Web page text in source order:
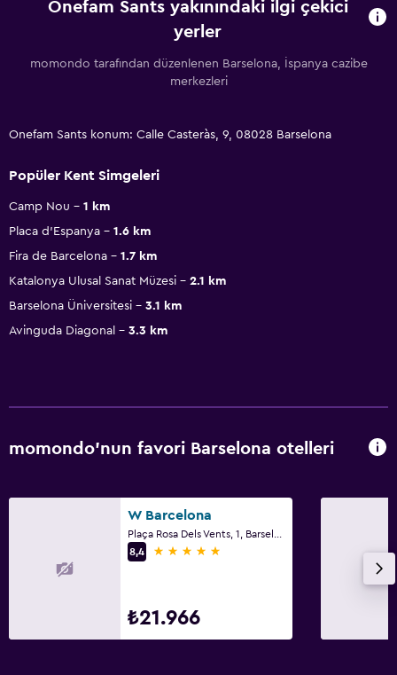
Onefam Sants yakınındaki ilgi çekici
yerler
momondo tarafından düzenlenen Barselona, İspanya cazibe
merkezleri
Onefam Sants konum: Calle Casteràs, 9, 08028 Barselona
Popüler Kent Simgeleri
Camp Nou
1 km
Placa d'Espanya
1.6 km
Fira de Barcelona
1.7 km
Katalonya Ulusal Sanat Müzesi
2.1 km
Barselona Üniversitesi
3.1 km
Avinguda Diagonal
3.3 km
momondo'nun favori Barselona otelleri
W Barcelona
8,4
5 yıldız
₺21.966